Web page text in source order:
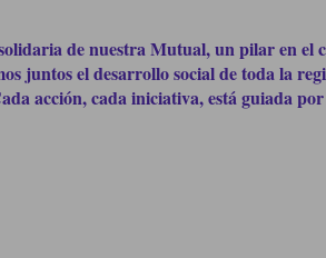
solidaria de nuestra Mutual, un pilar en
juntos el desarrollo social de toda la
acción, cada iniciativa, está guiada